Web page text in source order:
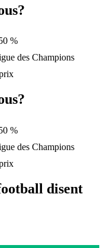
%
des Champions
%
des Champions
disent